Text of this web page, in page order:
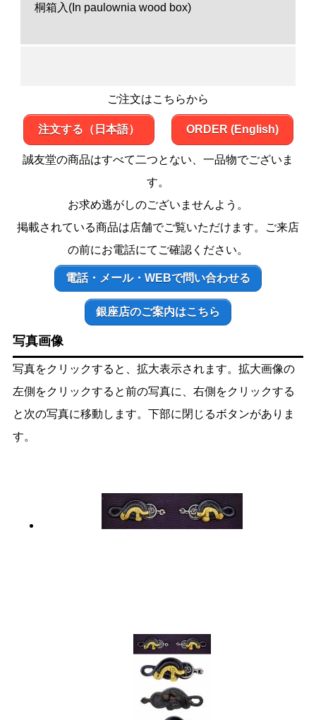
桐箱入(In paulownia wood box)
ご注文はこちらから
注文する（日本語） ORDER (English)
誠友堂の商品はすべて二つとない、一品物でございま
す。
お求め逃がしのございませんよう。
掲載されている商品は店舗でご覧いただけます。ご来店
の前にお電話にてご確認ください。
電話・メール・WEBで問い合わせる
銀座店のご案内はこちら
写真画像
写真をクリックすると、拡大表示されます。拡大画像の
左側をクリックすると前の写真に、右側をクリックする
と次の写真に移動します。下部に閉じるボタンがありま
す。